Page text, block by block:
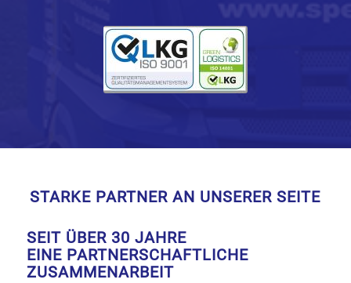
STARKE PARTNER AN UNSERER SEITE
SEIT ÜBER 30 JAHRE
EINE PARTNERSCHAFTLICHE
ZUSAMMENARBEIT